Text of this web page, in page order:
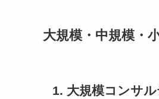
大規模・中規模・
1. 大規模コンサ